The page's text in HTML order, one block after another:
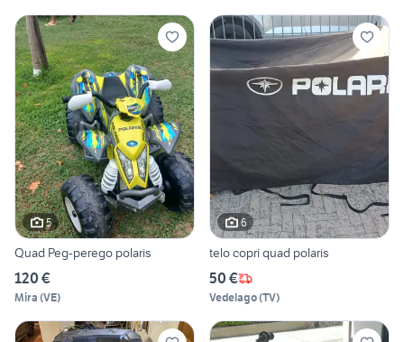
5
Quad Peg-perego polaris
120 €
Mira (VE)
6
telo copri quad polaris
50 €
Vedelago(TV)